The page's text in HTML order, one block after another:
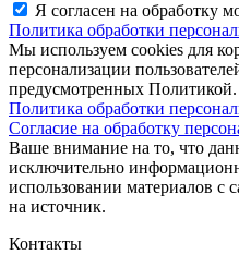
Я согласен на обработку
Политика обработки
Мы используем cookies для
персонализации
предусмотренных Политикой.
Политика обработки
Согласие на обработку
Ваше внимание на то, что
исключительно
использовании материалов c
на источник.
Контакты